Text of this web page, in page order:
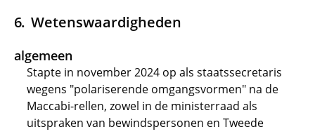
Wetenswaardigheden
algemeen
Stapte in november 2024 op als staatssecretaris
wegens "polariserende omgangsvormen" na de
Maccabi-rellen, zowel in de ministerraad als
uitspraken van bewindspersonen en Tweede